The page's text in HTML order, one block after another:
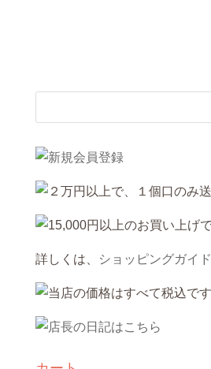
詳しくは、 ショッピングガイド